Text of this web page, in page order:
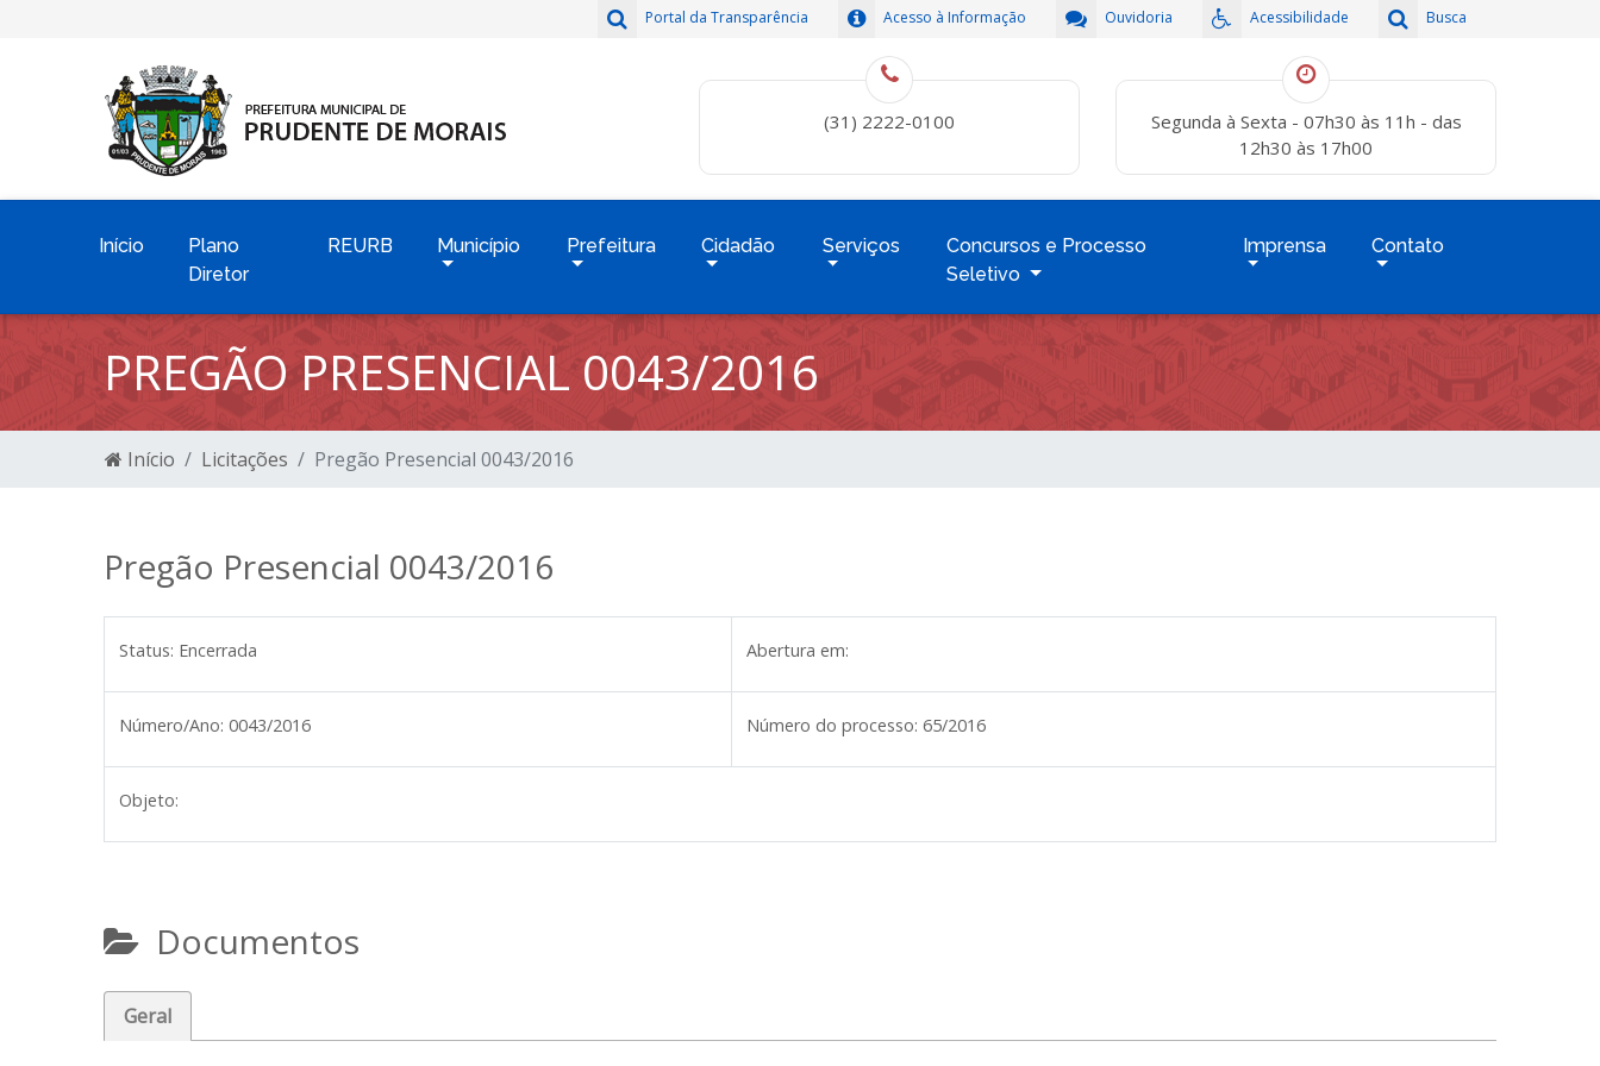
Busca
Acessibilidade
Ouvidoria
Acesso à Informação
Portal da Transparência
(31) 2222-0100
Segunda à Sexta - 07h30 às 11h - das
12h30 às 17h00
Início
Plano
Diretor
REURB Município Prefeitura Cidadão Serviços
Concursos e Processo
Seletivo
Imprensa Contato
PREGÃO PRESENCIAL 0043/2016
Início Licitações Pregão Presencial 0043/2016
Pregão Presencial 0043/2016
Status: Encerrada Abertura em:
Número/Ano: 0043/2016 Número do processo: 65/2016
Objeto:
Documentos
Geral